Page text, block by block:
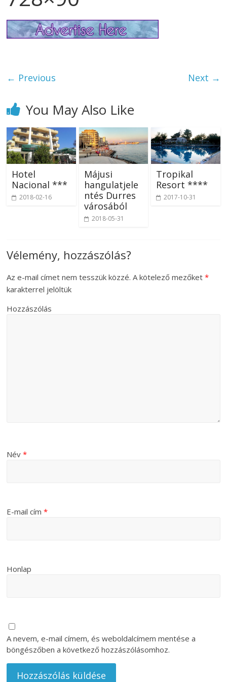
← Previous Next →
You May Also Like
Hotel
Nacional ***
2018-02-16
Májusi
hangulatjele
ntés Durres
városából
2018-05-31
Tropikal
Resort ****
2017-10-31
Vélemény, hozzászólás?
Az e-mail címet nem tesszük közzé. A kötelező mezőket*
karakterrel jelöltük
Hozzászólás
Név*
E-mail cím*
Honlap
A nevem, e-mail címem, és weboldalcímem mentése a
böngészőben a következő hozzászólásomhoz.